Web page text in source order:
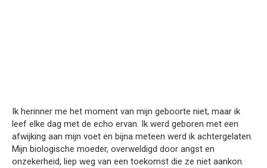
Ik herinner me het moment van mijn geboorte niet, maar ik
leef elke dag met de echo ervan. Ik werd geboren met een
afwijking aan mijn voet en bijna meteen werd ik achtergelaten.
Mijn biologische moeder, overweldigd door angst en
onzekerheid, liep weg van een toekomst die ze niet aankon.